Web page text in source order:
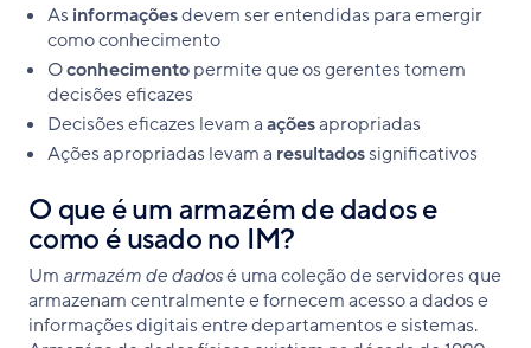
As informaçõesdevem ser entendidas para emergir
como conhecimento
Oconhecimentopermite que os gerentes tomem
decisões eficazes
Decisões eficazes levam aaçõesapropriadas
Ações apropriadas levam a resultadossignificativos
O que é um armazém de dados e
como é usado no IM?
Um armazém de dadosé uma coleção de servidores que
armazenam centralmente e fornecem acesso a dados e
informações digitais entre departamentos e sistemas.